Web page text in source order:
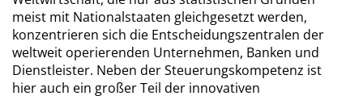
meist mit Nationalstaaten gleichgesetzt werden,
konzentrieren sich die Entscheidungszentralen der
weltweit operierenden Unternehmen, Banken und
Dienstleister. Neben der Steuerungskompetenz ist
hier auch ein großer Teil der innovativen